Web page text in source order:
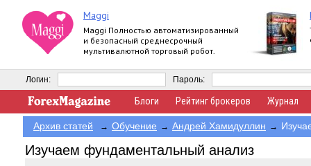
Maggi
Maggi Полностью автоматизированный
и безопасный среднесрочный
мультивалютной торговый робот.
Логин: Пароль:
Блоги Рейтинг брокеров Журнал
Архив статей → Обучение → Андрей Хамидуллин →
Изучаем фундаментальный анализ